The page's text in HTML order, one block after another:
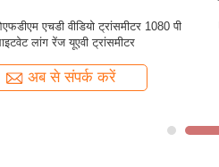
पावर सीओएफडीएम वायरलेस वीडियो
बदल दिया जा सकता है
अब से संपर्क करें